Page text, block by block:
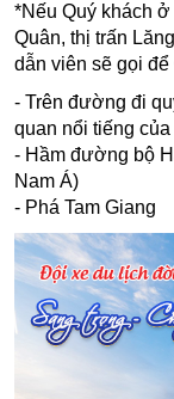
*Nếu Quý khách
Quân, thị trấn
dẫn viên sẽ gọi
- Trên đường đi
quan nổi tiếng của
- Hầm đường bộ
Nam Á)
- Phá Tam Giang